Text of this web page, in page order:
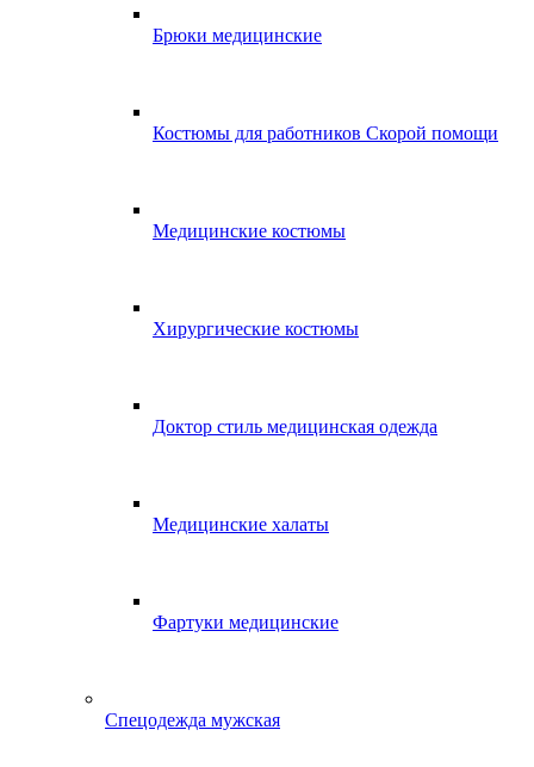
Брюки медицинские
Костюмы для работников Скорой помощи
Медицинские костюмы
Хирургические костюмы
Доктор стиль медицинская одежда
Медицинские халаты
Фартуки медицинские
Спецодежда мужская